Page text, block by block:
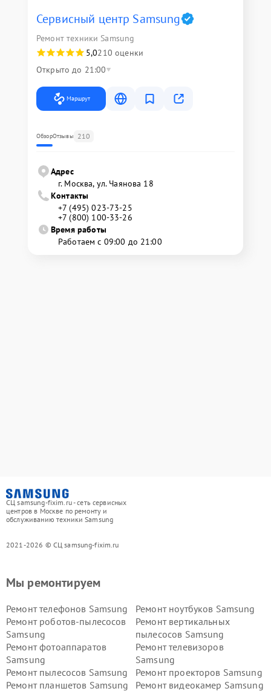
Сервисный центр Samsung
Ремонт техники Samsung
5,0210 оценки
Открыто до 21:00
Маршрут
ОбзорОтзывы 210
Адрес
г. Москва, ул. Чаянова 18
Контакты
+7 (495) 023-73-25
+7 (800) 100-33-26
Время работы
Работаем с 09:00 до 21:00
СЦ samsung-fixim.ru - сеть сервисных
центров в Москве по ремонту и
обслуживанию техники Samsung
2021-2026 © СЦ samsung-fixim.ru
Мы ремонтируем
Ремонт телефонов Samsung
Ремонт ноутбуков Samsung
Ремонт роботов-пылесосов
Samsung
Ремонт вертикальных
пылесосов Samsung
Ремонт фотоаппаратов
Samsung
Ремонт телевизоров
Samsung
Ремонт пылесосов Samsung
Ремонт проекторов Samsung
Ремонт планшетов Samsung
Ремонт видеокамер Samsung